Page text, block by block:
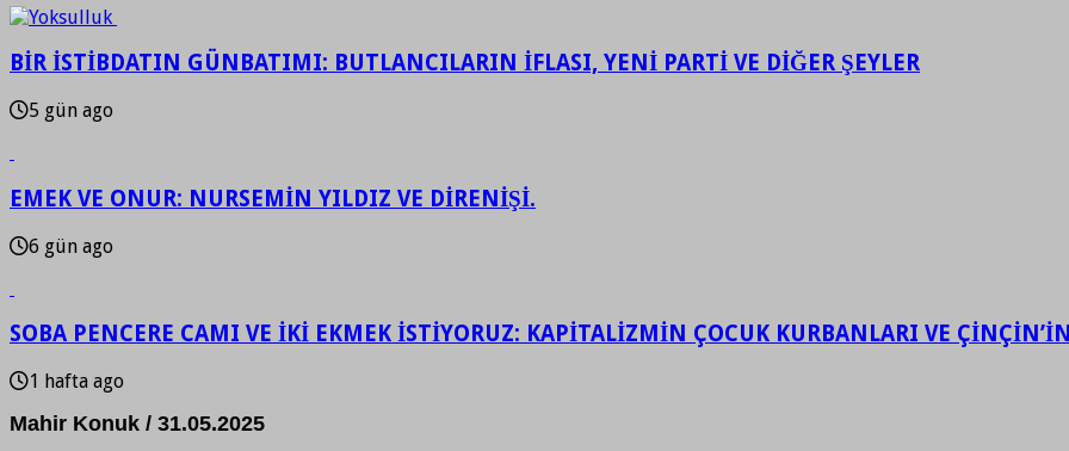
BİR İSTİBDATIN GÜNBATIMI: BUTLANCILARIN İFLASI, YENİ PARTİ VE DİĞER ŞEYLER
5 gün ago
EMEK VE ONUR: NURSEMİN YILDIZ VE DİRENİŞİ.
6 gün ago
SOBA PENCERE CAMI VE İKİ EKMEK İSTİYORUZ: KAPİTALİZMİN ÇOCUK KURBANLARI VE
1 hafta ago
Mahir Konuk / 31.05.2025